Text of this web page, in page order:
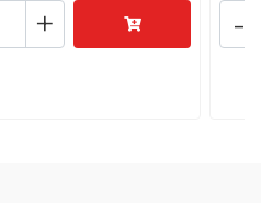
+ -